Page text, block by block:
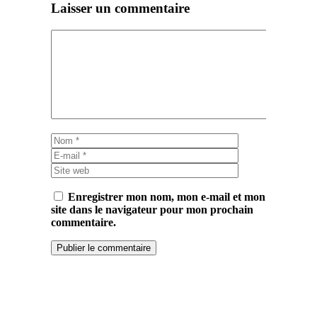
Laisser un commentaire
Nom
mail
web
Enregistrer mon nom, mon e-mail et mon
site dans le navigateur pour mon prochain
commentaire.